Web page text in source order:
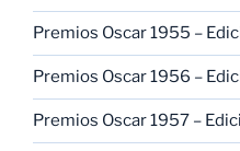
Premios Oscar 1955 –
Premios Oscar 1956 –
Premios Oscar 1957 –